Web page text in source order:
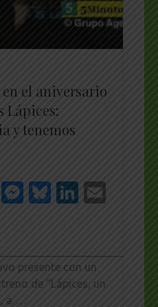
el aniversario
Lápices:
y tenemos
Facebook
Messenger
Bluesky
presente con un
de “Lápices, un
a …